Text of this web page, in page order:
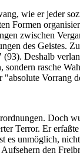
wie er jeder
Formen
zwischen
des Geistes.
Deshalb
rasche
Vorrang
Doch
Terror. Er
es unmöglich,
den